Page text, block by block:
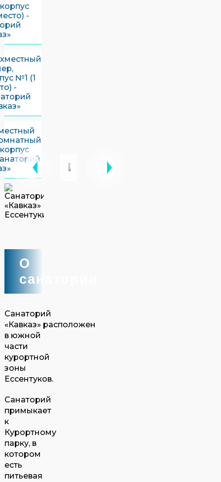
-
№1 (1
-
О
санатории
Санаторий
«Кавказ» расположен
в южной
части
курортной
зоны
Ессентуков.
Санаторий
примыкает
к
Курортному
парку, в
котором
есть
питьевая